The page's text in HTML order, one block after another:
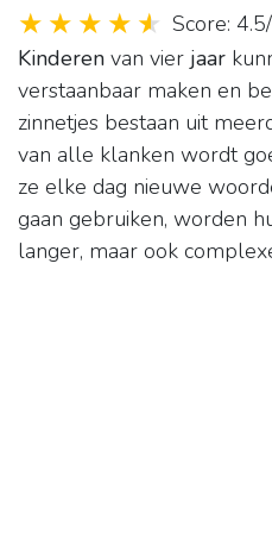
Score:
Kinderen van vier jaar
verstaanbaar maken en
zinnetjes bestaan uit
van alle klanken wordt
ze elke dag nieuwe
gaan gebruiken, worden
langer, maar ook